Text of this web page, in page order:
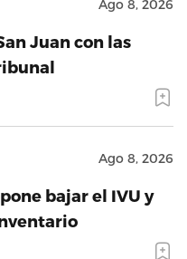
Ago 8, 2026
Juan con las
Ago 8, 2026
bajar el IVU y